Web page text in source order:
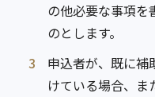
の他必要な事項を
のとします。
3
申込者が、既に補
けている場合、ま